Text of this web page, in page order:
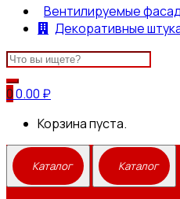
Вентилируемые
Декоративные
Search
for:
00.00 ₽
Корзина пуста.